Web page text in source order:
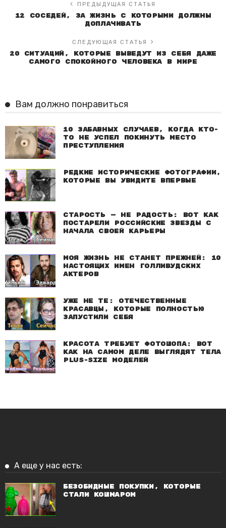
ПРЕДЫДУЩАЯ СТАТЬЯ
12 соседей, за жизнь с которыми должны
доплачивать
СЛЕДУЮЩАЯ СТАТЬЯ
20 ситуаций, которые выведут из себя даже
самого спокойного человека в мире
Вам должно понравиться
10 забавных случаев, когда кто-
то не успел покинуть место
преступления
Редкие исторические фотографии,
которые вы увидите впервые
Старость — не радость: Вот как
постарели российские звезды с
начала своей карьеры
Моя жизнь не станет прежней: 10
настоящих имен голливудских
актеров
Уже не те: Отечественные
красавцы, которые полностью
запустили себя
Красота требует фотошопа: Вот
как на самом деле выглядят тела
plus-size моделей
А еще у нас есть:
Безобидные покупки, которые
стали кошмаром